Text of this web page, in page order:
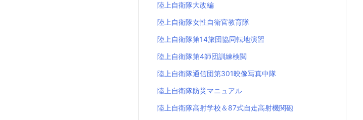
陸上自衛隊大改編
陸上自衛隊女性自衛官教育隊
陸上自衛隊第14旅団協同転地演習
陸上自衛隊第4師団訓練検閲
陸上自衛隊通信団第301映像写真中隊
陸上自衛隊防災マニュアル
陸上自衛隊高射学校＆87式自走高射機関砲